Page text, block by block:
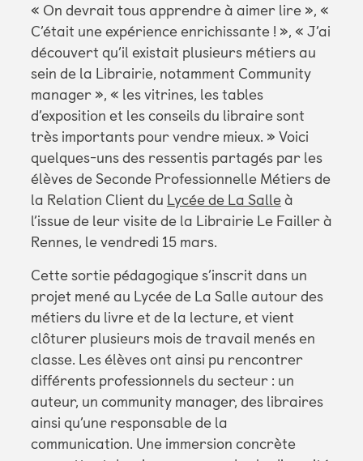
« On devrait tous apprendre à aimer lire », «
C’était une expérience enrichissante ! », « J’ai
découvert qu’il existait plusieurs métiers au
sein de la Librairie, notamment Community
manager », « les vitrines, les tables
d’exposition et les conseils du libraire sont
très importants pour vendre mieux. » Voici
quelques-uns des ressentis partagés par les
élèves de Seconde Professionnelle Métiers de
la Relation Client du Lycée de La Salleà
l’issue de leur visite de la Librairie Le Failler à
Rennes, le vendredi 15 mars.
Cette sortie pédagogique s’inscrit dans un
projet mené au Lycée de La Salle autour des
métiers du livre et de la lecture, et vient
clôturer plusieurs mois de travail menés en
classe. Les élèves ont ainsi pu rencontrer
différents professionnels du secteur : un
auteur, un community manager, des libraires
ainsi qu’une responsable de la
communication. Une immersion concrète